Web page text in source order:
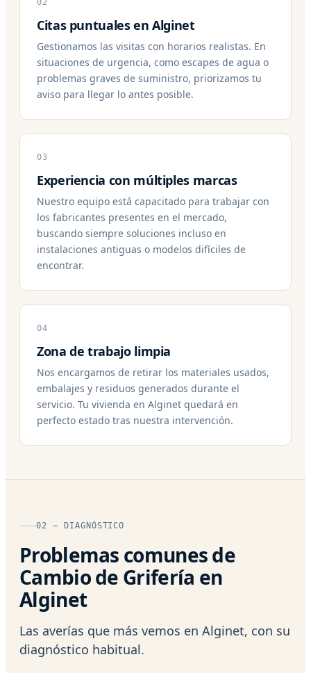
Citas puntuales en Alginet
Gestionamos las visitas con horarios realistas. En
situaciones de urgencia, como escapes de agua o
problemas graves de suministro, priorizamos tu
aviso para llegar lo antes posible.
03
Experiencia con múltiples marcas
Nuestro equipo está capacitado para trabajar con
los fabricantes presentes en el mercado,
buscando siempre soluciones incluso en
instalaciones antiguas o modelos difíciles de
encontrar.
04
Zona de trabajo limpia
Nos encargamos de retirar los materiales usados,
embalajes y residuos generados durante el
servicio. Tu vivienda en Alginet quedará en
perfecto estado tras nuestra intervención.
02 — DIAGNÓSTICO
Problemas comunes de
Cambio de Grifería en
Alginet
Las averías que más vemos en Alginet, con su
diagnóstico habitual.